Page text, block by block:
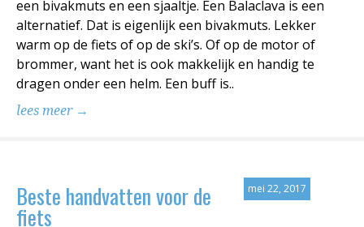
een bivakmuts en een sjaaltje. Een Balaclava is een
alternatief. Dat is eigenlijk een bivakmuts. Lekker
warm op de fiets of op de ski’s. Of op de motor of
brommer, want het is ook makkelijk en handig te
dragen onder een helm. Een buff is..
lees meer →
mei 22, 2017
Beste handvatten voor de
fiets